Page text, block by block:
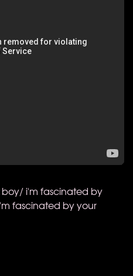
i'm fascinated by
fascinated by your